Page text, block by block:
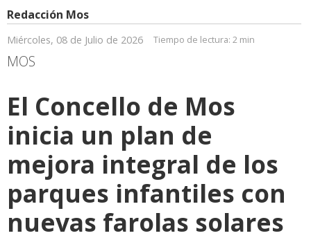
Redacción Mos
Miércoles, 08 de Julio de 2026 Tiempo de lectura: 2 min
MOS
El Concello de Mos
inicia un plan de
mejora integral de los
parques infantiles con
nuevas farolas solares